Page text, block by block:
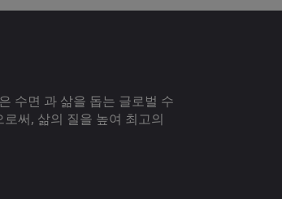
수면 과 삶을 돕는 글로벌 수
써, 삶의 질을 높여 최고의